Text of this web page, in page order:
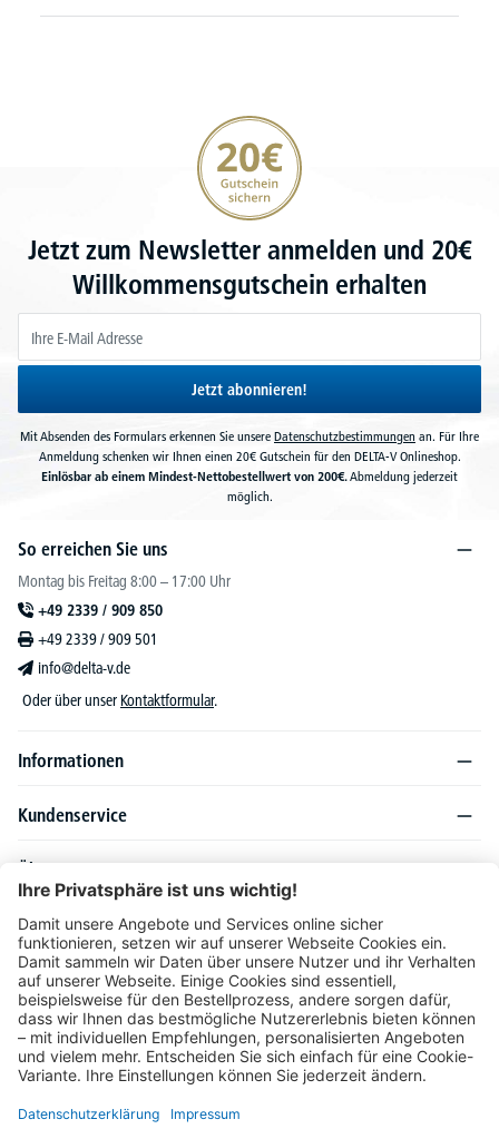
20€ Gutschein sichern
Jetzt zum Newsletter anmelden und 20€
Willkommensgutschein erhalten
Jetzt abonnieren!
Mit Absenden des Formulars erkennen Sie unsere Datenschutzbestimmungen an. Für Ihre
Anmeldung schenken wir Ihnen einen 20€ Gutschein für den DELTA-V Onlineshop.
Einlösbar ab einem Mindest-Nettobestellwert von 200€.Abmeldung jederzeit
möglich.
So erreichen Sie uns
Montag bis Freitag 8:00 – 17:00 Uhr
+49 2339 / 909 850
+49 2339 / 909 501
info@delta-v.de
Oder über unser Kontaktformular.
Informationen
Kundenservice
Über DELTA-V
Produktsortiment
Ratgeber
Folgen Sie uns auch auf
Unser Angebot richtet sich ausschließlich an Industrie, Handel, Gewerbe und